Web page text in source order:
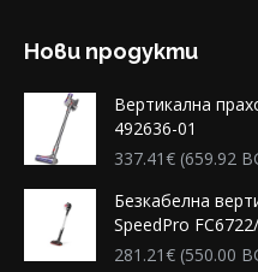
Нови продукти
Вертикална
492636-01
337.41€ (659.92
Безкабелна
SpeedPro
281.21€ (550.00